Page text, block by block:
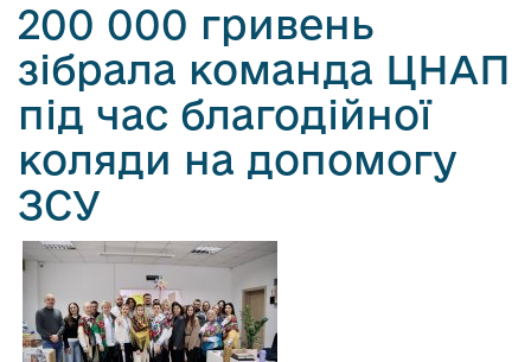
в
м
і
т
у
200 000 гривень
зібрала команда ЦНАП
під час благодійної
коляди на допомогу
ЗСУ